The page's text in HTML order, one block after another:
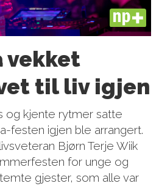
PLUS
vekket
til liv igjen
og kjente rytmer satte
festen igjen ble arrangert.
Bjørn Terje Wiik
for unge og
gjester, som alle var